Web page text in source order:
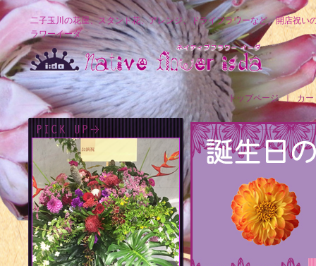
二子玉川の花屋、スタンド花、アレンジ、ドライフラワーなど、開店祝い
ラワーイーダ
トップページ｜ カ